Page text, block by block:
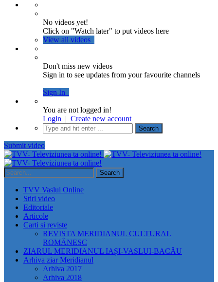
No videos yet!
Click on "Watch later" to put videos here
View all videos
Don't miss new videos
Sign in to see updates from your favourite channels
Sign In
You are not logged in!
Login | Create new account
Submit video
TVV Vaslui Online
Stiri video
Editoriale
Articole
Carti si reviste
REVISTA MERIDIANUL CULTURAL
ROMÂNESC
ZIARUL MERIDIANUL IAȘI-VASLUI-BACĂU
Arhiva ziar Meridianul
Arhiva 2017
Arhiva 2018